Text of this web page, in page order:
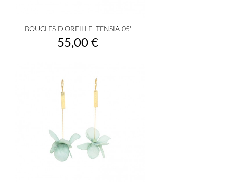
BOUCLES D'OREILLE 'TENSIA 05'
Prix
55,00 €